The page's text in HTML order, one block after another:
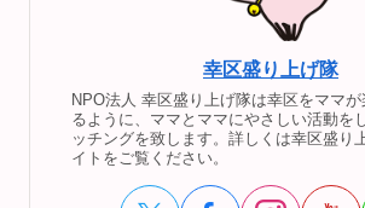
幸区盛り上げ隊
NPO法人 幸区盛り上げ隊は幸区をママ
るように、ママとママにやさしい活動を
ッチングを致します。詳しくは幸区盛り
イトをご覧ください。